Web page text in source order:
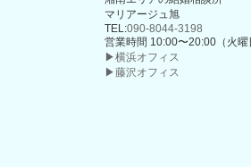
マリアージュ旭
TEL:090-8044-3198
営業時間 10:00〜20:00（火曜
▶横浜オフィス
▶藤沢オフィス